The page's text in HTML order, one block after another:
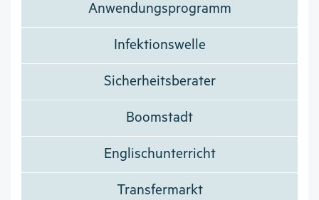
Anwendungsprogramm
Infektionswelle
Sicherheitsberater
Boomstadt
Englischunterricht
Transfermarkt